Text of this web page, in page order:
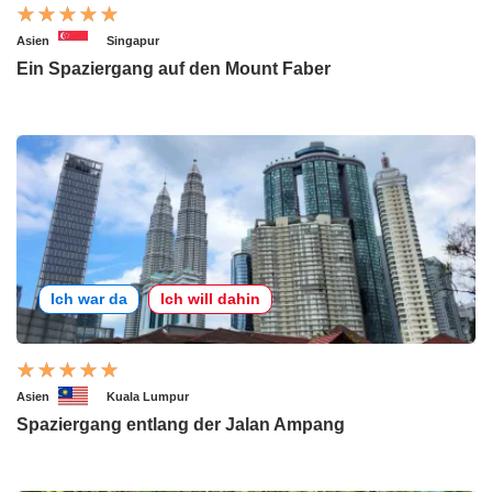
Asien Singapur
Ein Spaziergang auf den Mount Faber
Ich war da Ich will dahin
Asien Kuala Lumpur
Spaziergang entlang der Jalan Ampang